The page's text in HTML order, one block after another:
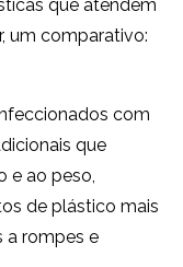
que atendem
um comparativo:
com
que
e ao peso,
de plástico mais
a rompes e